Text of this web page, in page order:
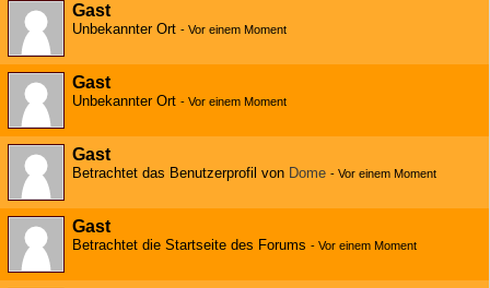
Gast
Unbekannter Ort - Vor einem Moment
Gast
Unbekannter Ort - Vor einem Moment
Gast
Betrachtet das Benutzerprofil von Dome - Vor einem Moment
Gast
Betrachtet die Startseite des Forums - Vor einem Moment